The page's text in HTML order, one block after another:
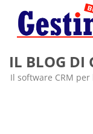
content
IL BLOG DI
Il software CRM